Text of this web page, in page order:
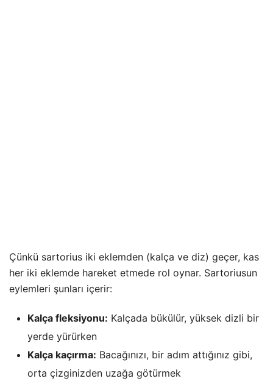
Çünkü sartorius iki eklemden (kalça ve diz) geçer, kas
her iki eklemde hareket etmede rol oynar. Sartoriusun
eylemleri şunları içerir:
Kalça fleksiyonu: Kalçada bükülür, yüksek dizli bir
yerde yürürken
Kalça kaçırma: Bacağınızı, bir adım attığınız gibi,
orta çizginizden uzağa götürmek